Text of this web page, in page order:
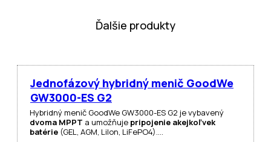
Ďalšie produkty
Jednofázový hybridný menič GoodWe
GW3000-ES G2
Hybridný menič GoodWe GW3000-ES G2 je vybavený
dvoma MPPT a umožňuje pripojenie akejkoľvek
batérie (GEL, AGM, LiIon, LiFePO4).…